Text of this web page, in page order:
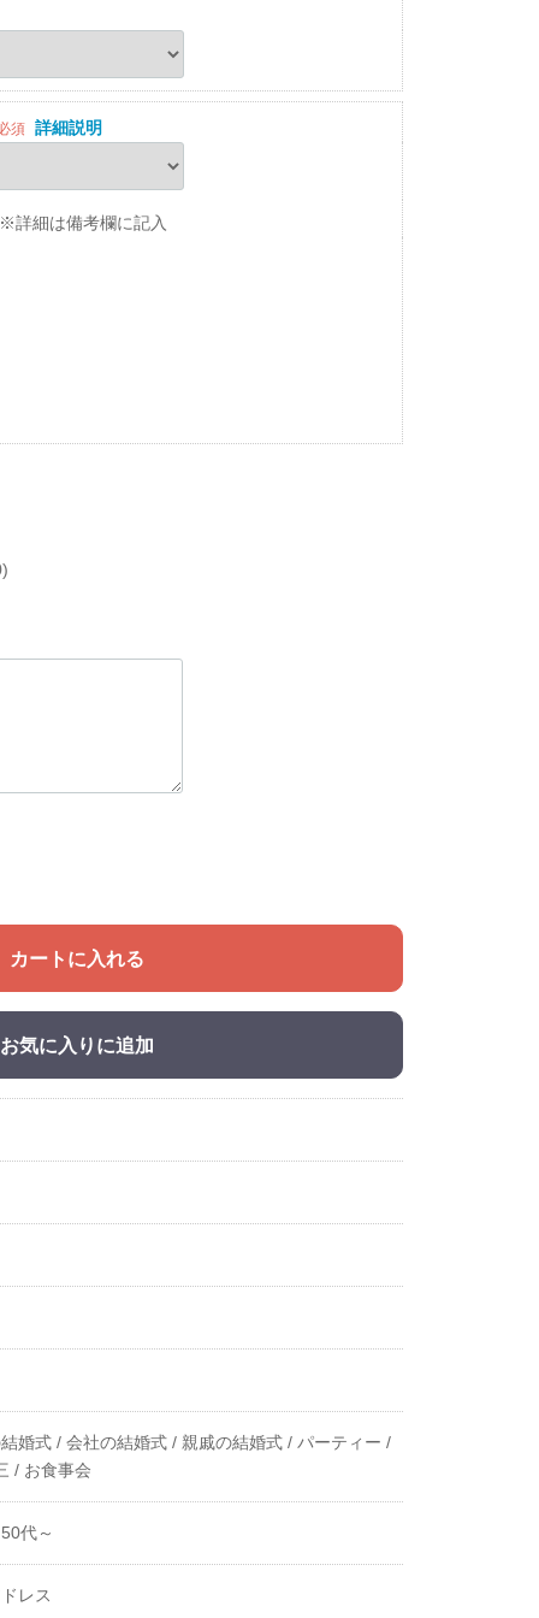
須 詳細説明
細は備考欄に記入
カートに入れる
お気に入りに追加
婚式 / 会社の結婚式 / 親戚の結婚式 / パーティー /
/ お食事会
50代～
レス